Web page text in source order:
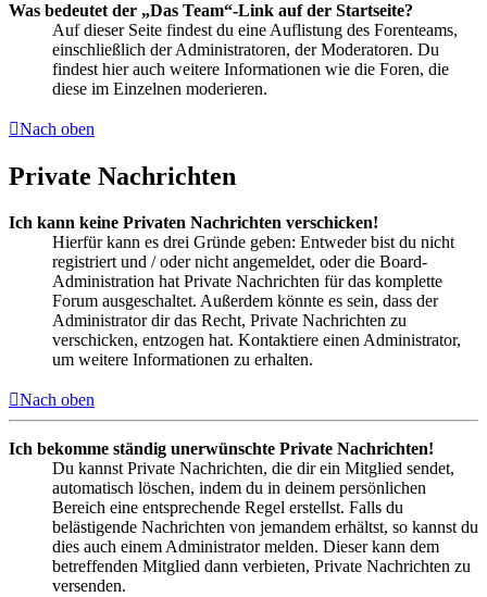
Was bedeutet der „Das Team“-Link auf der Startseite?
Auf dieser Seite findest du eine Auflistung des Forenteams,
einschließlich der Administratoren, der Moderatoren. Du
findest hier auch weitere Informationen wie die Foren, die
diese im Einzelnen moderieren.
Nach oben
Private Nachrichten
Ich kann keine Privaten Nachrichten verschicken!
Hierfür kann es drei Gründe geben: Entweder bist du nicht
registriert und / oder nicht angemeldet, oder die Board-
Administration hat Private Nachrichten für das komplette
Forum ausgeschaltet. Außerdem könnte es sein, dass der
Administrator dir das Recht, Private Nachrichten zu
verschicken, entzogen hat. Kontaktiere einen Administrator,
um weitere Informationen zu erhalten.
Nach oben
Ich bekomme ständig unerwünschte Private Nachrichten!
Du kannst Private Nachrichten, die dir ein Mitglied sendet,
automatisch löschen, indem du in deinem persönlichen
Bereich eine entsprechende Regel erstellst. Falls du
belästigende Nachrichten von jemandem erhältst, so kannst du
dies auch einem Administrator melden. Dieser kann dem
betreffenden Mitglied dann verbieten, Private Nachrichten zu
versenden.